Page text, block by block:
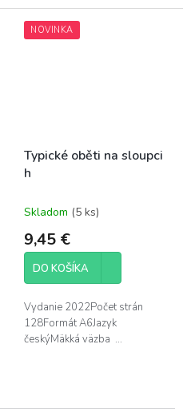
NOVINKA
Typické oběti na sloupci
h
Skladom (5 ks)
9,45 €
DO KOŠÍKA
Vydanie 2022Počet strán
128Formát A6Jazyk
českýMäkká väzba ...